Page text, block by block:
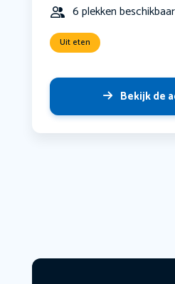
6 plekken beschikbaar
Uit eten
Bekijk de